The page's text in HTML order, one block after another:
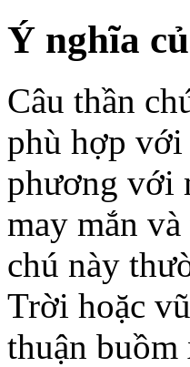
Ý nghĩa
Câu thần
phù hợp với
phương với
may mắn
chú này
Trời hoặc
thuận